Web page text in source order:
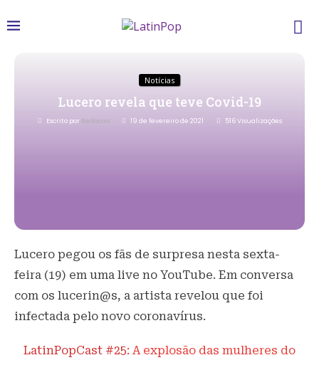
Notícias
Lucero revela que teve Covid-19
Escrito por Redacao 19 de fevereiro de 2021 516Visualizações
Lucero pegou os fãs de surpresa nesta sexta-
feira (19) em uma live no YouTube. Em conversa
com os lucerin@s, a artista revelou que foi
infectada pelo novo coronavírus.
LatinPopCast #25: A explosão das mulheres do